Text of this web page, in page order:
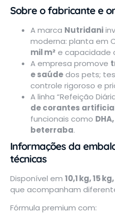
Sobre o fabricante e
A marca Nutridani
moderna: planta em
mil m² e capacidade
A empresa promove
e saúdedos pets;
controle rigoroso e
A linha “Refeição
de corantes
funcionais como
beterraba.
Informações da
técnicas
Disponível em 10,1 kg, 15
que acompanham
Fórmula premium com: